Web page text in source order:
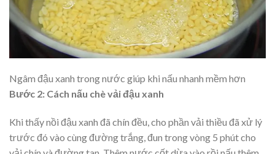
Ngâm đậu xanh trong nước giúp khi nấu nhanh mềm hơn
Bước 2: Cách nấu chè vải đậu xanh
Khi thấy nồi đậu xanh đã chín đều, cho phần vải thiều đã xử lý
trước đó vào cùng đường trắng, đun trong vòng 5 phút cho